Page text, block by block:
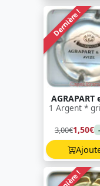
Dernière !
AGRAPART
1 Argent *
3,00€1,50€